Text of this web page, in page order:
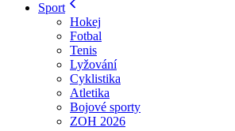
Sport
Hokej
Fotbal
Tenis
Lyžování
Cyklistika
Atletika
Bojové sporty
ZOH 2026